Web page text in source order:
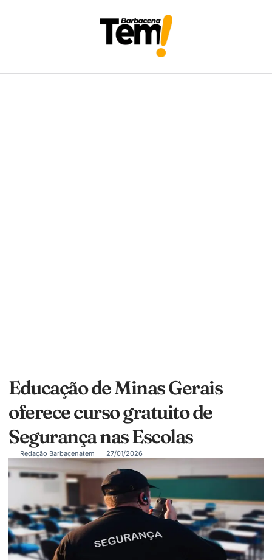
Educação de Minas Gerais
oferece curso gratuito de
Segurança nas Escolas
Redação Barbacenatem 27/01/2026